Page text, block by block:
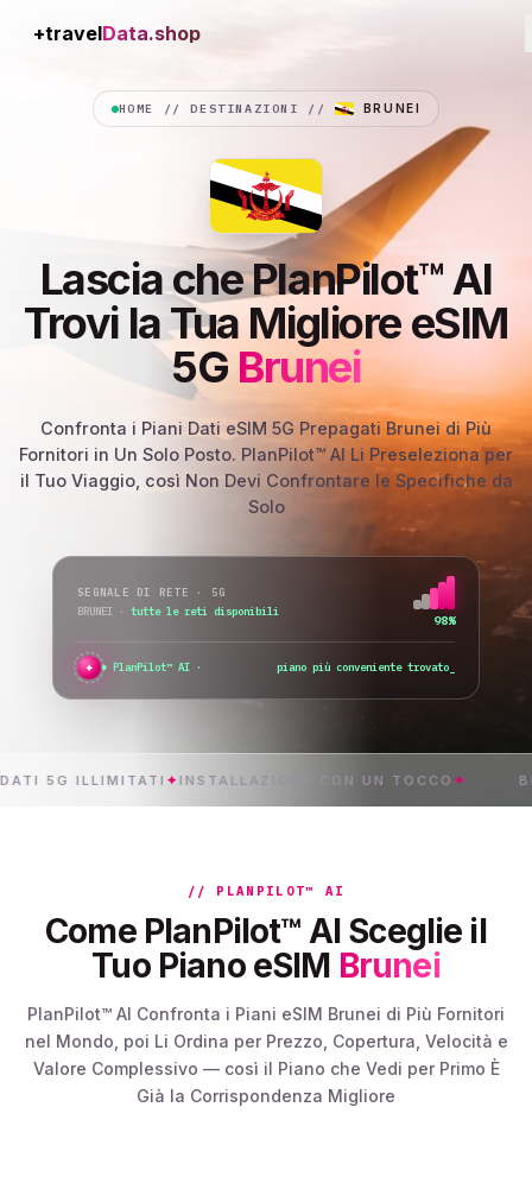
+travelConnection
HOME //DESTINAZIONI // BRUNEI
Lascia che PlanPilot™ AI
Trovi la Tua Migliore eSIM
5G Brunei
Confronta i Piani Dati eSIM 5G Prepagati Brunei di Più
Fornitori in Un Solo Posto. PlanPilot™ AI Li Preseleziona per
il Tuo Viaggio, così Non Devi Confrontare le Specifiche da
Solo
SEGNALE DI RETE · 5G
BRUNEI · tutte le reti disponibili
98%
✦ PlanPilot™ AI · verifico l’attivazio
ILLIMITATI✦ INSTALLAZIONE CON UN TOCCO ✦ BRUNEI
// PLANPILOT™ AI
Come PlanPilot™ AI Sceglie il
Tuo Piano eSIM Brunei
PlanPilot™ AI Confronta i Piani eSIM Brunei di Più Fornitori
nel Mondo, poi Li Ordina per Prezzo, Copertura, Velocità e
Valore Complessivo — così il Piano che Vedi per Primo È
Già la Corrispondenza Migliore